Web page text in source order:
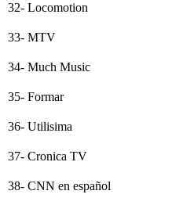
32- Locomotion
33- MTV
34- Much Music
35- Formar
36- Utilisima
37- Cronica TV
38- CNN en español